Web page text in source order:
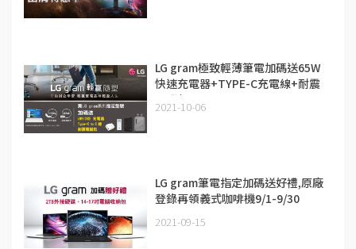
LG gram極致輕薄筆電加碼送65W
快速充電器+TYPE-C充電線+耐震
電腦包10/1-10/30
2021-10-06
LG gram筆電指定加碼送好禮,原廠
登錄再領義式咖啡機9/1-9/30
2021-09-15